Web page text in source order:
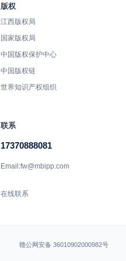
版权
江西版权局
国家版权局
中国版权保护中心
中国版权链
世界知识产权组织
联系
17370888081
Email:fw@mbipp.com
在线联系
赣公网安备 36010902000982号